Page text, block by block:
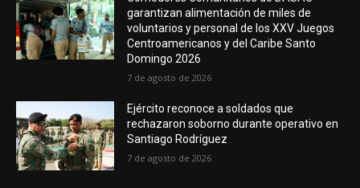
garantizan alimentación de miles de
voluntarios y personal de los XXV Juegos
Centroamericanos y del Caribe Santo
Domingo 2026
7 de agosto de 2026
Ejército reconoce a soldados que
rechazaron soborno durante operativo en
Santiago Rodríguez
7 de agosto de 2026